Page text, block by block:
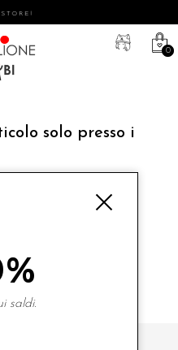
0
solo presso i
Angela
saldi.